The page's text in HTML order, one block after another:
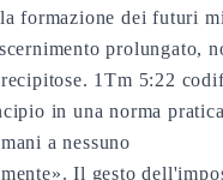
formazione dei futuri
prolungato,
1Tm 5:22
in una norma
a nessuno
Il gesto